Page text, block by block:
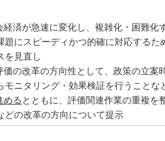
済が急速に変化し、複雑化・困難化
にスピーディかつ的確に対応するた
を見直し
の改革の方向性として、政策の立案
モニタリング・効果検証を行うことな
めるとともに、評価関連作業の重複を
どの改革の方向について提示